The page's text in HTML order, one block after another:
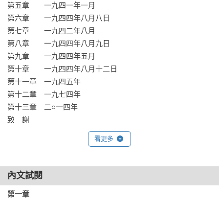
你期待看見什麼？
命運總是以始料未及的方式將人們交織在一起。
所有意想不到的相遇，無論幸或不幸，都將熱烈地活在人們心
中。
「一部富涵想像力且設計精密的小說，靈感來自二戰的恐怖回
憶，由極短且優雅篇章串成，探索人性和科技力量帶來的矛
盾。」
──普立茲得獎理由
「故事裡看不見的孩子，不怕黑，勇敢探索未知的世界。這也
──陳藹玲，富邦文教基金會執行董事
第五章　　一九四一年一月
第六章　　一九四四年八月八日
第七章　　一九四二年八月
第八章　　一九四四年八月九日
第九章　　一九四四年五月
第十章　　一九四四年八月十二日
第十一章　一九四五年
第十二章　一九七四年
第十三章　二○一四年
致　謝
看更多
內文試閱
第一章